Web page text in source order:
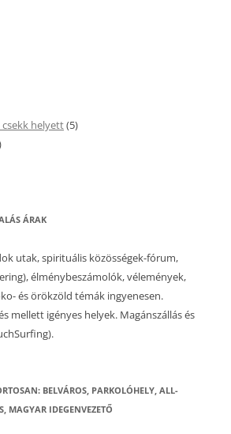
csekk helyett(5)
ÁRAK
utak, spirituális közösségek-fórum,
élménybeszámolók, vélemények,
és örökzöld témák ingyenesen.
mellett igényes helyek. Magánszállás és
BELVÁROS, PARKOLÓHELY, ALL-
MAGYAR IDEGENVEZETŐ